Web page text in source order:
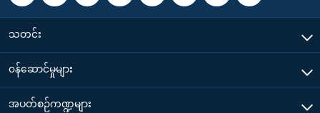
သတင်း
၀န်ဆောင်မှုများ
အပတ်စဉ်ကဏ္ဍများ